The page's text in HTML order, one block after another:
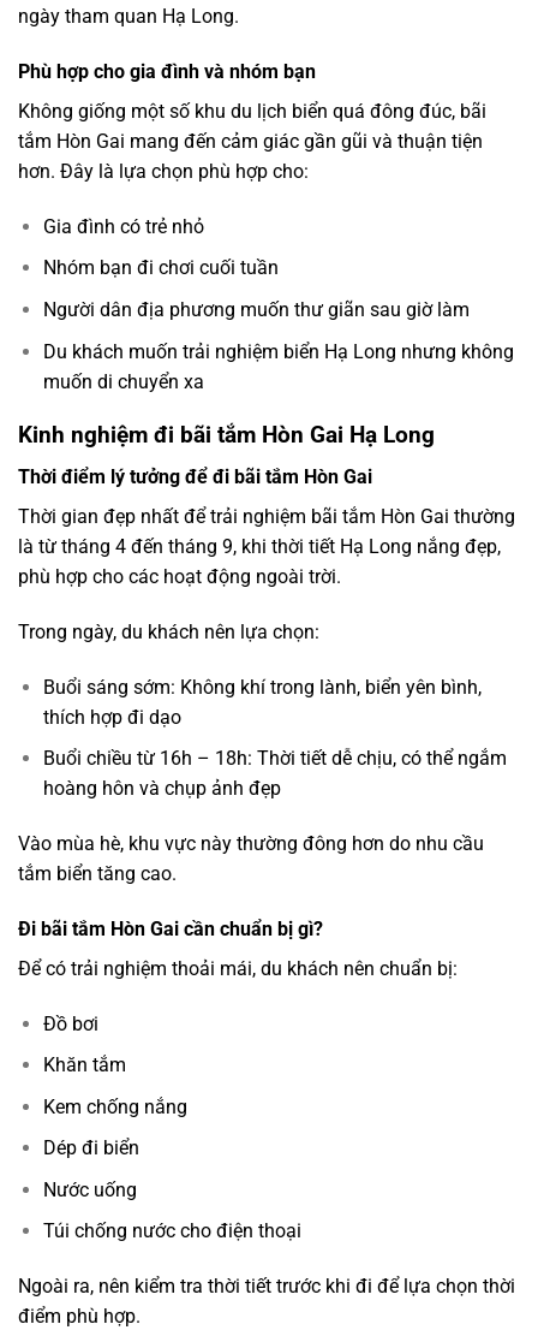
ngày tham quan Hạ Long.
Phù hợp cho gia đình và nhóm bạn
Không giống một số khu du lịch biển quá đông đúc, bãi
tắm Hòn Gai mang đến cảm giác gần gũi và thuận tiện
hơn. Đây là lựa chọn phù hợp cho:
Gia đình có trẻ nhỏ
Nhóm bạn đi chơi cuối tuần
Người dân địa phương muốn thư giãn sau giờ làm
Du khách muốn trải nghiệm biển Hạ Long nhưng không
muốn di chuyển xa
Kinh nghiệm đi bãi tắm Hòn Gai Hạ Long
Thời điểm lý tưởng để đi bãi tắm Hòn Gai
Thời gian đẹp nhất để trải nghiệm bãi tắm Hòn Gai thường
là từ tháng 4 đến tháng 9, khi thời tiết Hạ Long nắng đẹp,
phù hợp cho các hoạt động ngoài trời.
Trong ngày, du khách nên lựa chọn:
Buổi sáng sớm: Không khí trong lành, biển yên bình,
thích hợp đi dạo
Buổi chiều từ 16h – 18h: Thời tiết dễ chịu, có thể ngắm
hoàng hôn và chụp ảnh đẹp
Vào mùa hè, khu vực này thường đông hơn do nhu cầu
tắm biển tăng cao.
Đi bãi tắm Hòn Gai cần chuẩn bị gì?
Để có trải nghiệm thoải mái, du khách nên chuẩn bị:
Đồ bơi
Khăn tắm
Kem chống nắng
Dép đi biển
Nước uống
Túi chống nước cho điện thoại
Ngoài ra, nên kiểm tra thời tiết trước khi đi để lựa chọn thời
điểm phù hợp.